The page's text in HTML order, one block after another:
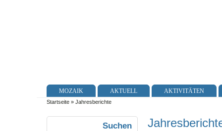
MOZAIK AKTUELL AKTIVITÄTEN
Startseite » Jahresberichte
Suchen